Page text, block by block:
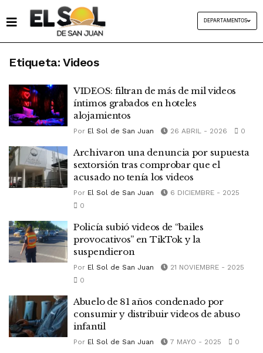
DEPARTAMENTOS
Etiqueta: Videos
VIDEOS: filtran de más de mil videos
íntimos grabados en hoteles
alojamientos
Por El Sol de San Juan 26 ABRIL - 2026 0
Archivaron una denuncia por supuesta
sextorsión tras comprobar que el
acusado no tenía los videos
Por El Sol de San Juan
6 DICIEMBRE - 2025
0
Policía subió videos de “bailes
provocativos” en TikTok y la
suspendieron
Por El Sol de San Juan
21 NOVIEMBRE - 2025
0
Abuelo de 81 años condenado por
consumir y distribuir videos de abuso
infantil
Por El Sol de San Juan 7 MAYO - 2025 0